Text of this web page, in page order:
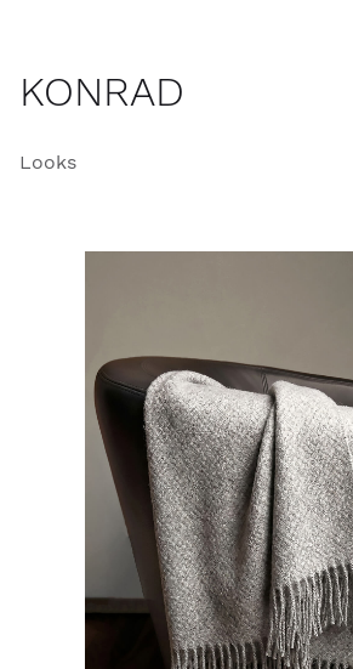
KONRAD
Looks